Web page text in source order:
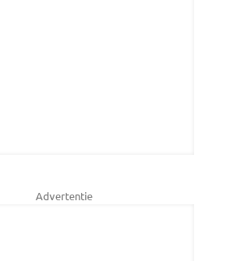
Advertentie